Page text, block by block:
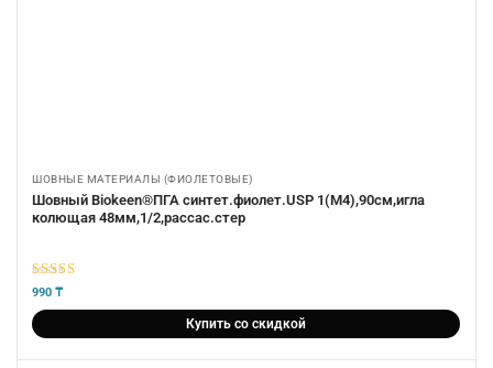
ШОВНЫЕ МАТЕРИАЛЫ (ФИОЛЕТОВЫЕ)
Шовный Biokeen®ПГА синтет.фиолет.USP 1(М4),90см,игла
колющая 48мм,1/2,рассас.стер
5из 5
990 ₸
Купить со скидкой